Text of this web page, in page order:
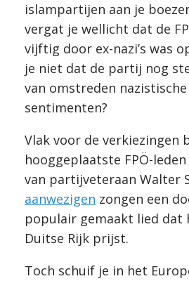
islampartijen aan je
vergat je wellicht dat de
vijftig door ex-nazi’s was
je niet dat de partij nog
van omstreden
sentimenten?
Vlak voor de verkiezingen
hooggeplaatste FPÖ-
van partijveteraan Walter
aanwezigen zongen een
populair gemaakt lied dat
Duitse Rijk prijst.
Toch schuif je in het